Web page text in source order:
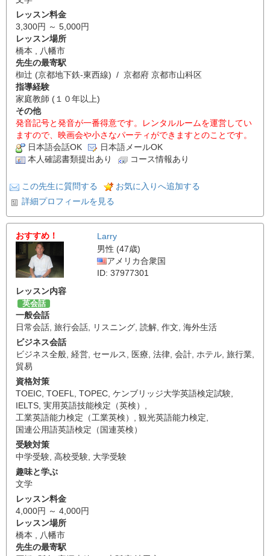
レッスン料金
3,300円 ～ 5,000円
レッスン場所
橋本 , 八幡市
先生の最寄駅
椥辻 (京都地下鉄-東西線) / 京都府 京都市山科区
指導経験
家庭教師 (１０年以上)
その他
発音記号と発音が一番得意です。レンタルルームを運営してい
ますので、映画会や小さなパーティができますとのことです。
日本語会話OK
日本語メールOK
本人確認書類提出あり
コース情報あり
この先生に質問する
お気に入りへ追加する
詳細プロフィールを見る
おすすめ！
Larry
男性 (47歳)
アメリカ合衆国
ID: 37977301
レッスン内容
英会話
一般会話
日常会話 旅行会話 リスニング 読解 作文 海外生活
ビジネス会話
ビジネス全般 経営 セールス 医療 法律 会計 ホテル 旅行業
貿易
資格対策
TOEIC TOEFL TOPEC ケンブリッジ大学英語検定試験
IELTS 実用英語技能検定（英検）
工業英語能力検定（工業英検）
観光英語能力検定
国連公用語英語検定（国連英検）
受験対策
中学受験 高校受験 大学受験
趣味と学ぶ
文学
レッスン料金
4,000円 ～ 4,000円
レッスン場所
橋本 , 八幡市
先生の最寄駅